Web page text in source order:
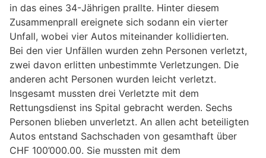
in das eines 34-Jährigen prallte. Hinter diesem
Zusammenprall ereignete sich sodann ein vierter
Unfall, wobei vier Autos miteinander kollidierten.
Bei den vier Unfällen wurden zehn Personen verletzt,
zwei davon erlitten unbestimmte Verletzungen. Die
anderen acht Personen wurden leicht verletzt.
Insgesamt mussten drei Verletzte mit dem
Rettungsdienst ins Spital gebracht werden. Sechs
Personen blieben unverletzt. An allen acht beteiligten
Autos entstand Sachschaden von gesamthaft über
CHF 100’000.00. Sie mussten mit dem